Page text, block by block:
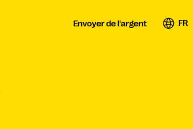
Envoyer de l'argent FR